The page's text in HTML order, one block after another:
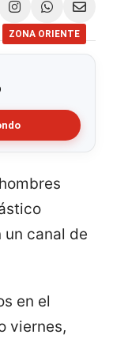
ZONA ORIENTE
canal de
en el
viernes,